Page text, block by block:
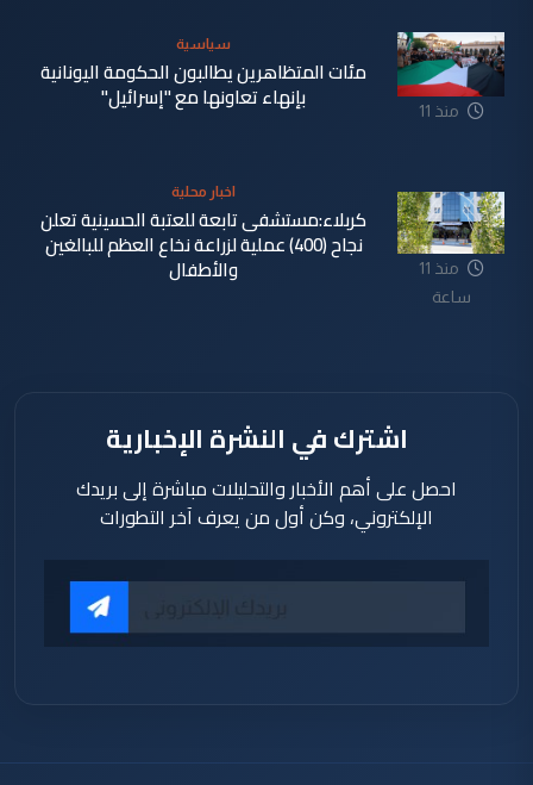
منذ 11
سياسية
مئات المتظاهرين يطالبون الحكومة اليونانية
بإنهاء تعاونها مع "إسرائيل"
منذ 11
ساعة
اخبار محلية
كربلاء:مستشفى تابعة للعتبة الحسينية تعلن
نجاح (400) عملية لزراعة نخاع العظم للبالغين
والأطفال
اشترك في النشرة الإخبارية
احصل على أهم الأخبار والتحليلات مباشرة إلى بريدك
الإلكتروني، وكن أول من يعرف آخر التطورات